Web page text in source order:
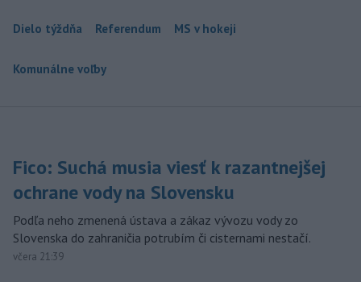
Dielo týždňa Referendum MS v hokeji
Komunálne voľby
Fico: Suchá musia viesť k razantnejšej
ochrane vody na Slovensku
Podľa neho zmenená ústava a zákaz vývozu vody zo
Slovenska do zahraničia potrubím či cisternami nestačí.
včera 21:39